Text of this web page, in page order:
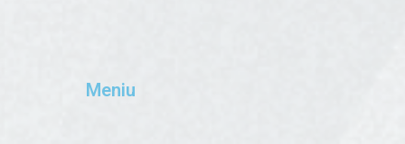
Meniu